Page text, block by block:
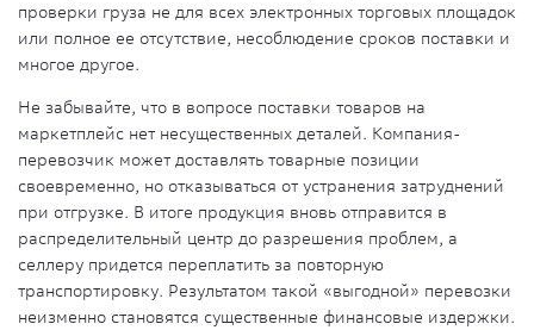
проверки груза не для всех электронных торговых площадок
или полное ее отсутствие, несоблюдение сроков поставки и
многое другое.
Не забывайте, что в вопросе поставки товаров на
маркетплейс нет несущественных деталей. Компания-
перевозчик может доставлять товарные позиции
своевременно, но отказываться от устранения затруднений
при отгрузке. В итоге продукция вновь отправится в
распределительный центр до разрешения проблем, а
селлеру придется переплатить за повторную
транспортировку. Результатом такой «выгодной» перевозки
неизменно становятся существенные финансовые издержки.